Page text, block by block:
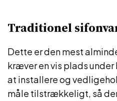
Traditionel
Dette er den mest
kræver en vis plads
at installere og
måle tilstrækkeligt, så